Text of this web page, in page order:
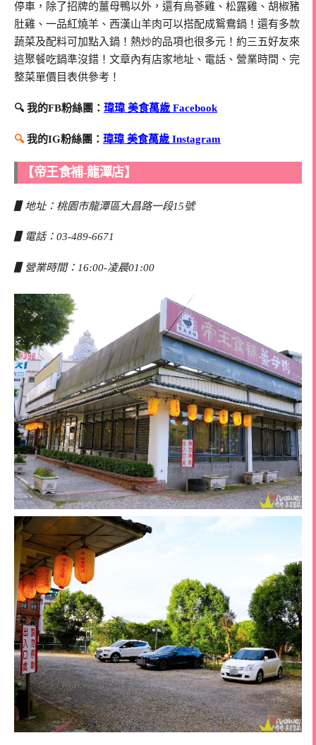
停車，除了招牌的薑母鴨以外，還有烏蔘雞、松露雞、胡椒豬
肚雞、一品紅燒羊、西漢山羊肉可以搭配成鴛鴦鍋！還有多款
蔬菜及配料可加點入鍋！熱炒的品項也很多元！約三五好友來
這聚餐吃鍋準沒錯！文章內有店家地址、電話、營業時間、完
整菜單價目表供參考！
🔍 我的FB粉絲團： 瑋瑋 美食萬歲 Facebook
🔍我的IG粉絲團： 瑋瑋 美食萬歲 Instagram
【帝王食補-龍潭店】
▋地址：桃園市龍潭區大昌路一段15號
▋電話：03-489-6671
▋營業時間：16:00-凌晨01:00